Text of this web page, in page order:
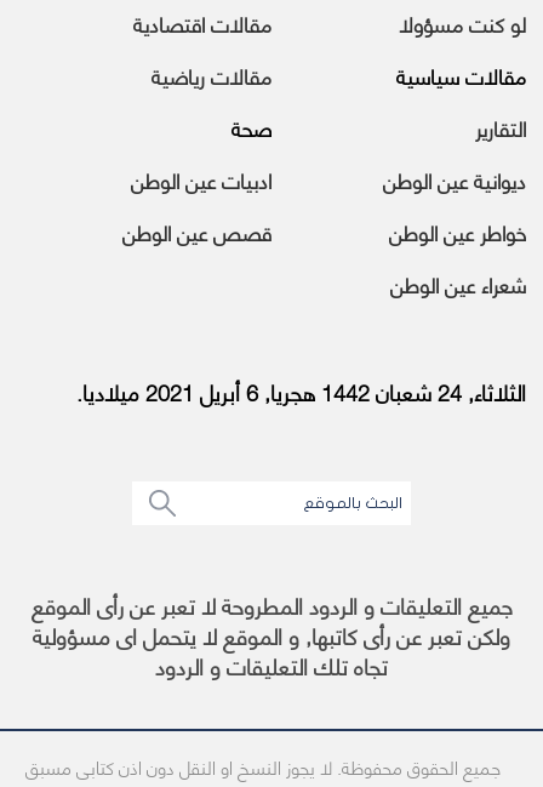
لو كنت مسؤولا
مقالات اقتصادية
مقالات سياسية
مقالات رياضية
التقارير
صحة
ديوانية عين الوطن
ادبيات عين الوطن
خواطر عين الوطن
قصص عين الوطن
شعراء عين الوطن
الثلاثاء, 24 شعبان 1442 هجريا, 6 أبريل 2021 ميلاديا.
جميع التعليقات و الردود المطروحة لا تعبر عن رأى الموقع
ولكن تعبر عن رأى كاتبها, و الموقع لا يتحمل اى مسؤولية
تجاه تلك التعليقات و الردود
جميع الحقوق محفوظة. لا يجوز النسخ او النقل دون اذن كتابى مسبق